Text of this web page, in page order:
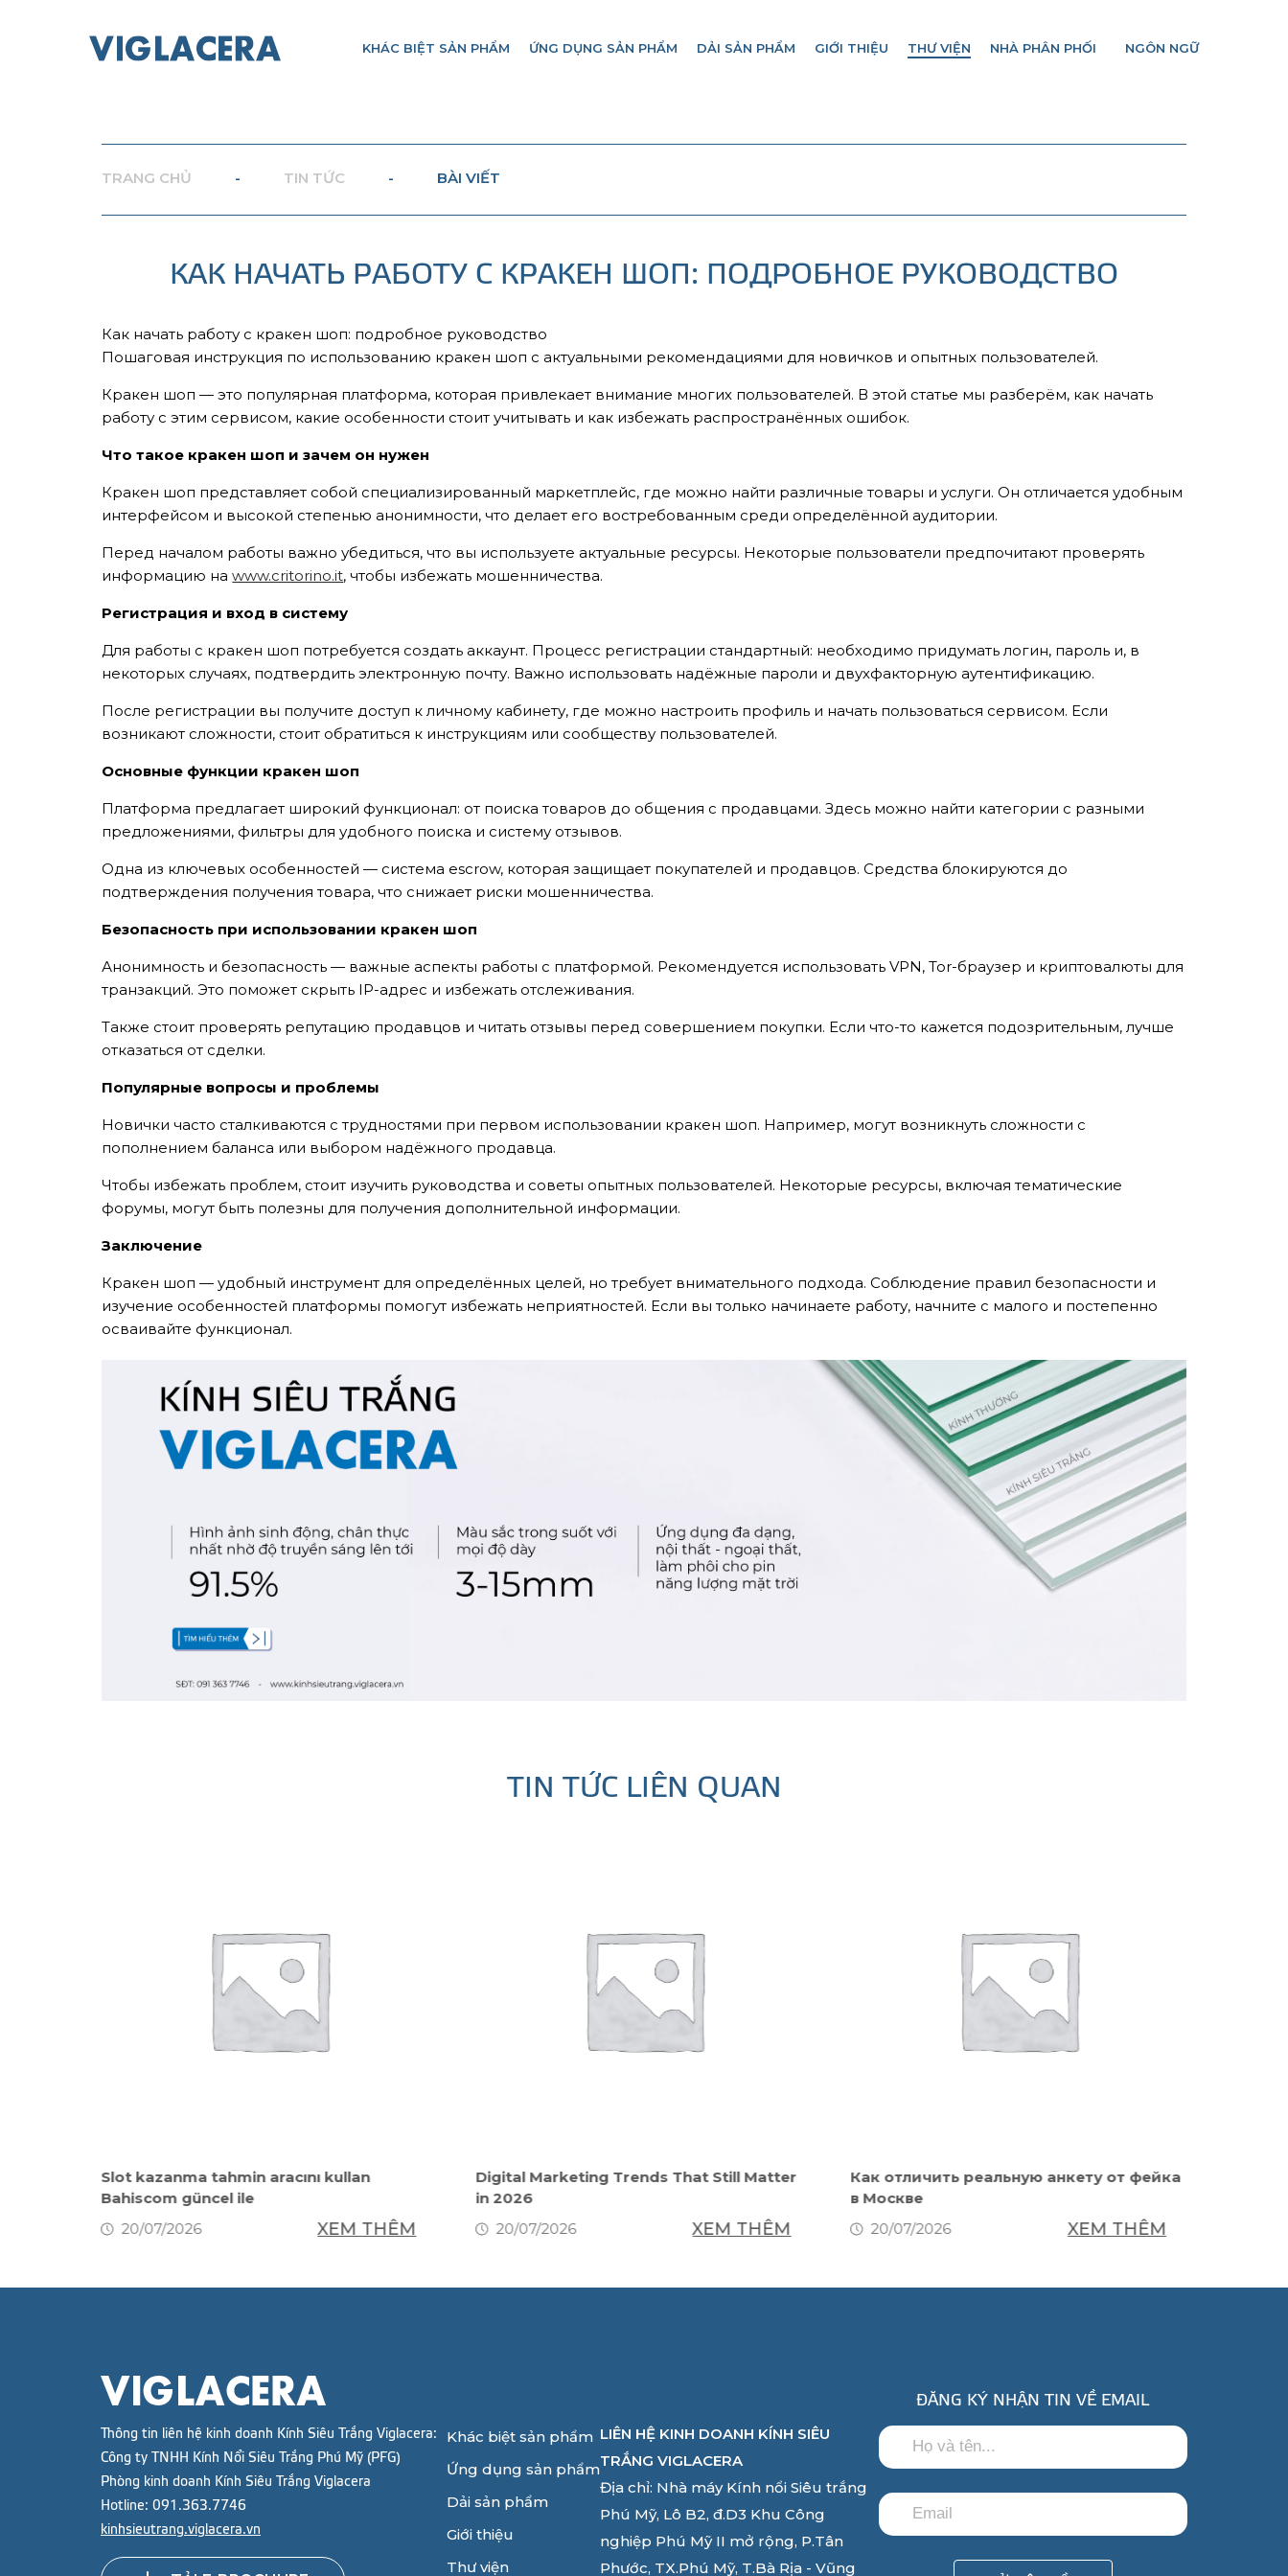
KHÁC BIỆT SẢN PHẨM ỨNG DỤNG SẢN PHẨM DẢI SẢN PHẨM GIỚI THIỆU THƯ VIỆN NHÀ PHÂN PHỐI NGÔN NGỮ
TẢI E-BROCHURE
TƯ VẤN MIỄN PHÍ VỀ SẢN PHẨM
Nghề nghiệp...
Thành phố...
TRANG CHỦ - TIN TỨC - BÀI VIẾT
КАК НАЧАТЬ РАБОТУ С КРАКЕН ШОП: ПОДРОБНОЕ РУКОВОДСТВО
Как начать работу с кракен шоп: подробное руководство
Пошаговая инструкция по использованию кракен шоп с актуальными рекомендациями для новичков и опытных пользователей.
Кракен шоп — это популярная платформа, которая привлекает внимание многих пользователей. В этой статье мы разберём, как начать
работу с этим сервисом, какие особенности стоит учитывать и как избежать распространённых ошибок.
Что такое кракен шоп и зачем он нужен
Кракен шоп представляет собой специализированный маркетплейс, где можно найти различные товары и услуги. Он отличается удобным
интерфейсом и высокой степенью анонимности, что делает его востребованным среди определённой аудитории.
Перед началом работы важно убедиться, что вы используете актуальные ресурсы. Некоторые пользователи предпочитают проверять
информацию наwww.critorino.it, чтобы избежать мошенничества.
Регистрация и вход в систему
Для работы с кракен шоп потребуется создать аккаунт. Процесс регистрации стандартный: необходимо придумать логин, пароль и, в
некоторых случаях, подтвердить электронную почту. Важно использовать надёжные пароли и двухфакторную аутентификацию.
После регистрации вы получите доступ к личному кабинету, где можно настроить профиль и начать пользоваться сервисом. Если
возникают сложности, стоит обратиться к инструкциям или сообществу пользователей.
Основные функции кракен шоп
Платформа предлагает широкий функционал: от поиска товаров до общения с продавцами. Здесь можно найти категории с разными
предложениями, фильтры для удобного поиска и систему отзывов.
Одна из ключевых особенностей — система escrow, которая защищает покупателей и продавцов. Средства блокируются до
подтверждения получения товара, что снижает риски мошенничества.
Безопасность при использовании кракен шоп
Анонимность и безопасность — важные аспекты работы с платформой. Рекомендуется использовать VPN, Tor-браузер и криптовалюты для
транзакций. Это поможет скрыть IP-адрес и избежать отслеживания.
Также стоит проверять репутацию продавцов и читать отзывы перед совершением покупки. Если что-то кажется подозрительным, лучше
отказаться от сделки.
Популярные вопросы и проблемы
Новички часто сталкиваются с трудностями при первом использовании кракен шоп. Например, могут возникнуть сложности с
пополнением баланса или выбором надёжного продавца.
Чтобы избежать проблем, стоит изучить руководства и советы опытных пользователей. Некоторые ресурсы, включая тематические
форумы, могут быть полезны для получения дополнительной информации.
Заключение
Кракен шоп — удобный инструмент для определённых целей, но требует внимательного подхода. Соблюдение правил безопасности и
изучение особенностей платформы помогут избежать неприятностей. Если вы только начинаете работу, начните с малого и постепенно
осваивайте функционал.
TIN TỨC LIÊN QUAN
Slot kazanma tahmin aracını kullan
Bahiscom güncel ile
20/07/2026
XEM THÊM
Digital Marketing Trends That Still Matter
in 2026
20/07/2026
XEM THÊM
Как отличить реальную анкету от фейка
в Москве
20/07/2026
XEM THÊM
Thông tin liên hệ kinh doanh Kính Siêu Trắng Viglacera:
Công ty TNHH Kính Nổi Siêu Trắng Phú Mỹ (PFG)
Phòng kinh doanh Kính Siêu Trắng Viglacera
Hotline: 091.363.7746
kinhsieutrang.viglacera.vn
Khác biệt sản phẩm
Ứng dụng sản phẩm
Dải sản phẩm
Giới thiệu
Thư viện
LIÊN HỆ KINH DOANH KÍNH SIÊU
TRẮNG VIGLACERA
Địa chỉ: Nhà máy Kính nổi Siêu trắng
Phú Mỹ, Lô B2, đ.D3 Khu Công
nghiệp Phú Mỹ II mở rộng, P.Tân
Phước, TX.Phú Mỹ, T.Bà Rịa - Vũng
ĐĂNG KÝ NHẬN TIN VỀ EMAIL